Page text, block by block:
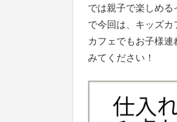
では親子で楽しめる
で今回は、キッズ
カフェでもお子様
みてください！